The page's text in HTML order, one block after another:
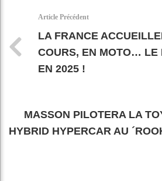
Article Précédent
LA FRANCE
COURS, EN MOTO… LE
EN 2025 !
MASSON PILOTERA LA
HYBRID HYPERCAR AU